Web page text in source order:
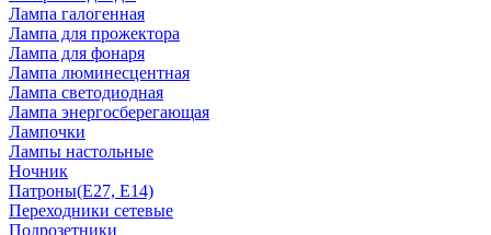
Лампа галогенная
Лампа для прожектора
Лампа для фонаря
Лампа люминесцентная
Лампа светодиодная
Лампа энергосберегающая
Лампочки
Лампы настольные
Ночник
Патроны(Е27, Е14)
Переходники сетевые
Подрозетники